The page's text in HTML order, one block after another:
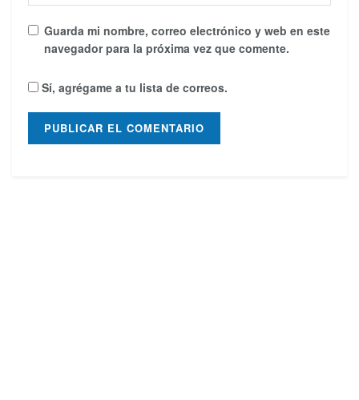
Guarda mi nombre, correo electrónico y web en este
navegador para la próxima vez que comente.
Sí, agrégame a tu lista de correos.